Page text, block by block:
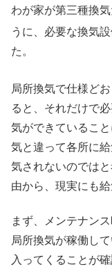
わが家が第三種換
うに、必要な換気
た。
局所換気で仕様ど
ると、それだけで
気ができているこ
気と違って各所に
気されないのでは
由から、現実にも
まず、メンテナン
局所換気が稼働し
入ってくることが